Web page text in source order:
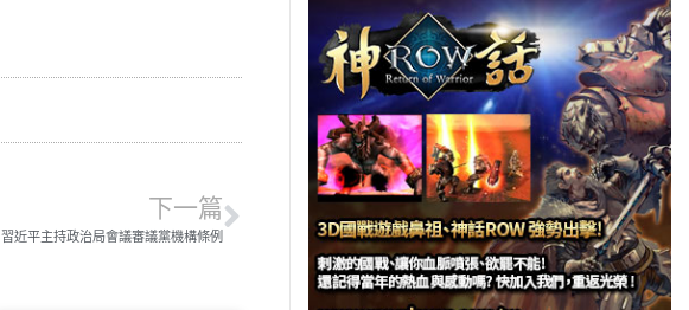
下一篇
習近平主持政治局會議審議黨機構條例